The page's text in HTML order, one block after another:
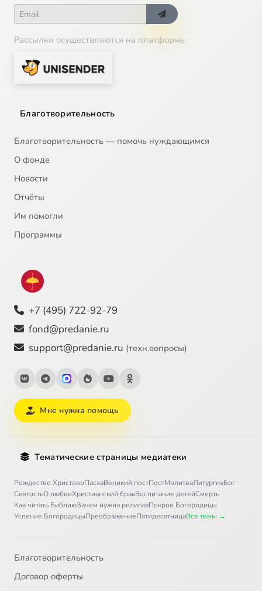
Рассылки осуществляются на платформе
Благотворительность
Благотворительность — помочь нуждающимся
О фонде
Новости
Отчёты
Им помогли
Программы
+7 (495) 722-92-79
fond@predanie.ru
support@predanie.ru (техн.вопросы)
Мне нужна помощь
Тематические страницы медиатеки
Рождество ХристовоПасхаВеликий постПостМолитваЛитургияБог
СвятостьО любвиХристианский бракВоспитание детейСмерть
Как читать БиблиюЗачем нужна религияПокров Богородицы
Успение БогородицыПреображениеПятидесятницаВсе темы →
Благотворительность
Договор оферты